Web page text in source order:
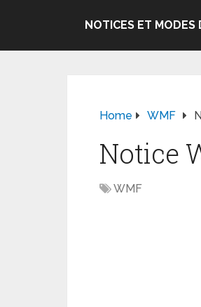
NOTICES ET MODES
Home WMF
Notice
WMF